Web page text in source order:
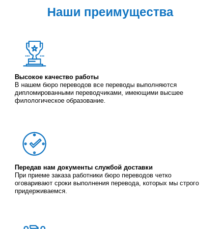
Наши преимущества
Высокое качество работы
В нашем бюро переводов все переводы выполняются
дипломированными переводчиками, имеющими высшее
филологическое образование.
Передав нам документы службой доставки
При приеме заказа работники бюро переводов четко
оговаривают сроки выполнения перевода, которых мы строго
придерживаемся.